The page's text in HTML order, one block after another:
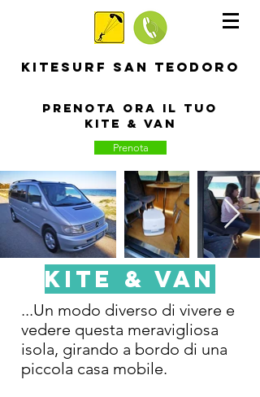
KITESURF SAN TEODORO
Prenota ora il tuo
kite & Van
Prenota
Kite & Van
...Un modo diverso di vivere e
vedere questa meravigliosa
isola, girando a bordo di una
piccola casa mobile.